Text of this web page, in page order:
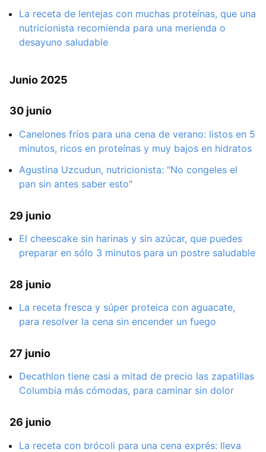
La receta de lentejas con muchas proteínas, que una
nutricionista recomienda para una merienda o
desayuno saludable
Junio 2025
30 junio
Canelones fríos para una cena de verano: listos en 5
minutos, ricos en proteínas y muy bajos en hidratos
Agustina Uzcudun, nutricionista: "No congeles el
pan sin antes saber esto"
29 junio
El cheescake sin harinas y sin azúcar, que puedes
preparar en sólo 3 minutos para un postre saludable
28 junio
La receta fresca y súper proteica con aguacate,
para resolver la cena sin encender un fuego
27 junio
Decathlon tiene casi a mitad de precio las zapatillas
Columbia más cómodas, para caminar sin dolor
26 junio
La receta con brócoli para una cena exprés: lleva